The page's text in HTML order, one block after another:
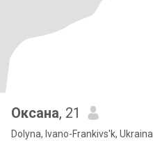
Оксана, 21
Dolyna, Ivano-Frankivs'k, Ukraina